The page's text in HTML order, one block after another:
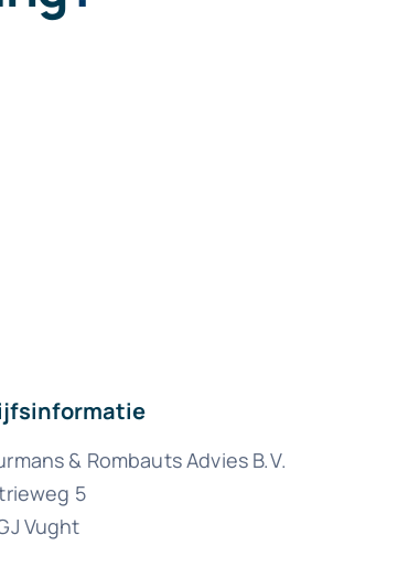
& Rombauts Advies B.V.
5
Vught